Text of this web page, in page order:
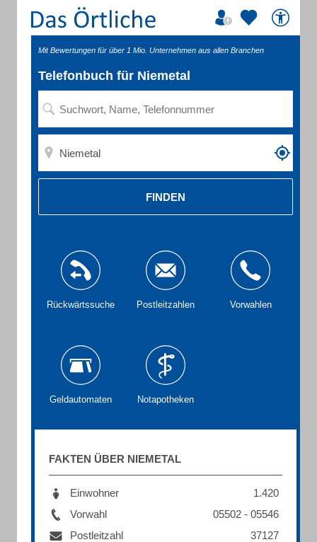
Mit Bewertungen für über 1 Mio. Unternehmen aus allen Branchen
Telefonbuch für Niemetal
FINDEN
Rückwärtssuche Postleitzahlen Vorwahlen
Geldautomaten Notapotheken
FAKTEN ÜBER NIEMETAL
Einwohner
1.420
Vorwahl
05502 - 05546
Postleitzahl
37127